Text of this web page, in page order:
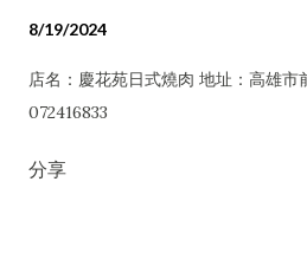
8/19/2024
店名：慶花苑日式燒肉 地址：高雄市
072416833
分享